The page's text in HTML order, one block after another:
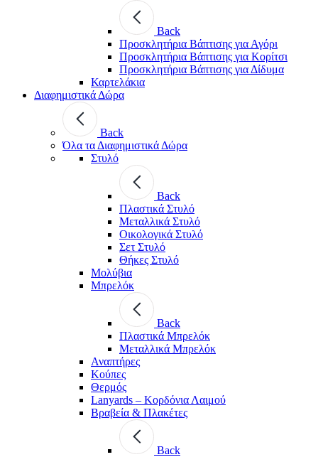
Back
Προσκλητήρια Βάπτισης για Αγόρι
Προσκλητήρια Βάπτισης για Κορίτσι
Προσκλητήρια Βάπτισης για Δίδυμα
Καρτελάκια
Διαφημιστικά Δώρα
Back
Όλα τα Διαφημιστικά Δώρα
Στυλό
Back
Πλαστικά Στυλό
Μεταλλικά Στυλό
Οικολογικά Στυλό
Σετ Στυλό
Θήκες Στυλό
Μολύβια
Μπρελόκ
Back
Πλαστικά Μπρελόκ
Μεταλλικά Μπρελόκ
Αναπτήρες
Κούπες
Θερμός
Lanyards – Kορδόνια Λαιμού
Βραβεία & Πλακέτες
Back